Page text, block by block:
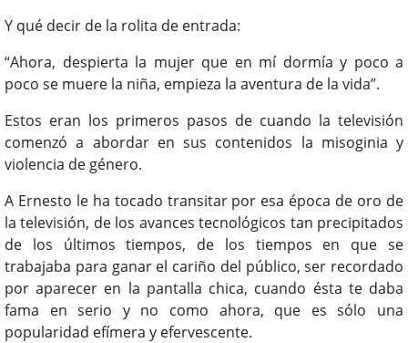
Y qué decir de la rolita de entrada:
“Ahora, despierta la mujer que en mí dormía y poco a
poco se muere la niña, empieza la aventura de la vida”.
Estos eran los primeros pasos de cuando la televisión
comenzó a abordar en sus contenidos la misoginia y
violencia de género.
A Ernesto le ha tocado transitar por esa época de oro de
la televisión, de los avances tecnológicos tan precipitados
de los últimos tiempos, de los tiempos en que se
trabajaba para ganar el cariño del público, ser recordado
por aparecer en la pantalla chica, cuando ésta te daba
fama en serio y no como ahora, que es sólo una
popularidad efímera y efervescente.